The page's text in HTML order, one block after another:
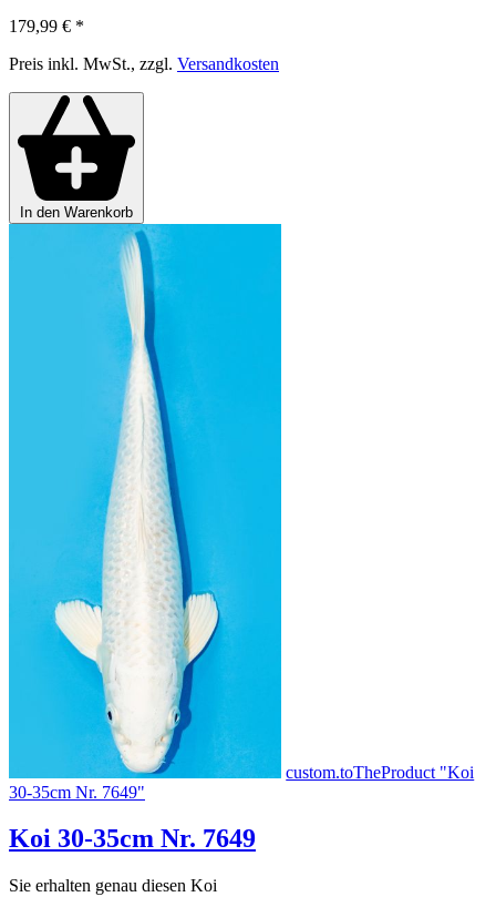
179,99 € *
Preis inkl. MwSt., zzgl. Versandkosten
In den Warenkorb
custom.toTheProduct "Koi
30-35cm Nr. 7649"
Koi 30-35cm Nr. 7649
Sie erhalten genau diesen Koi